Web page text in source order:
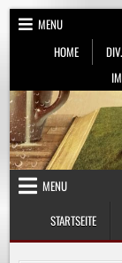
Skip
MENU
HOME
MENU
STARTSEITE